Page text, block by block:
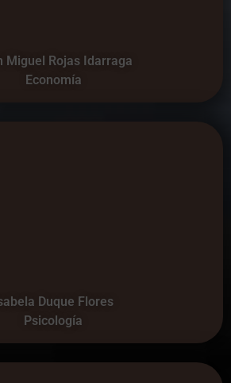
Miguel Rojas Idarraga
Economía
Duque Flores
Psicología